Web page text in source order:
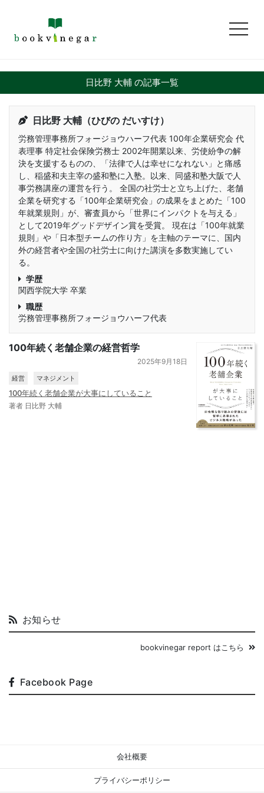
日比野 大輔 の記事一覧
日比野 大輔（ひびの だいすけ）
労務管理事務所フォージョウハーフ代表 100年企業研究会 代
表理事 特定社会保険労務士 2002年開業以来、労使紛争の解
決を支援するものの、「法律で人は幸せになれない」と痛感
し、稲盛和夫主宰の盛和塾に入塾。以来、同盛和塾大阪で人
事労務講座の運営を行う。 全国の社労士と立ち上げた、老舗
企業を研究する「100年企業研究会」の成果をまとめた「100
年就業規則」が、審査員から「世界にインパクトを与える」
として2019年グッドデザイン賞を受賞。 現在は「100年就業
規則」や「日本型チームの作り方」を主軸のテーマに、国内
外の経営者や全国の社労士に向けた講演を多数実施してい
る。
学歴
関西学院大学 卒業
職歴
労務管理事務所フォージョウハーフ代表
100年続く老舗企業の経営哲学
2025年9月18日
経営 マネジメント
100年続く老舗企業が大事にしていること
著者 日比野 大輔
お知らせ
bookvinegar report はこちら
Facebook Page
会社概要
プライバシーポリシー